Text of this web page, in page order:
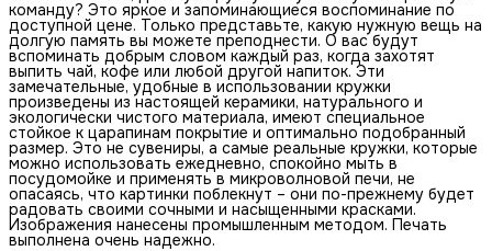
команду? Это яркое и запоминающиеся воспоминание по
доступной цене. Только представьте, какую нужную вещь на
долгую память вы можете преподнести. О вас будут
вспоминать добрым словом каждый раз, когда захотят
выпить чай, кофе или любой другой напиток. Эти
замечательные, удобные в использовании кружки
произведены из настоящей керамики, натурального и
экологически чистого материала, имеют специальное
стойкое к царапинам покрытие и оптимально подобранный
размер. Это не сувениры, а самые реальные кружки, которые
можно использовать ежедневно, спокойно мыть в
посудомойке и применять в микроволновой печи, не
опасаясь, что картинки поблекнут – они по-прежнему будет
радовать своими сочными и насыщенными красками.
Изображения нанесены промышленным методом. Печать
выполнена очень надежно.